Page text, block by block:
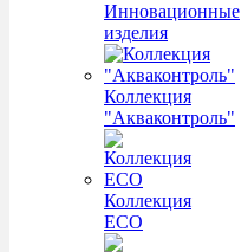
Инновационные
изделия
Коллекция
"Акваконтроль"
Коллекция
ECO